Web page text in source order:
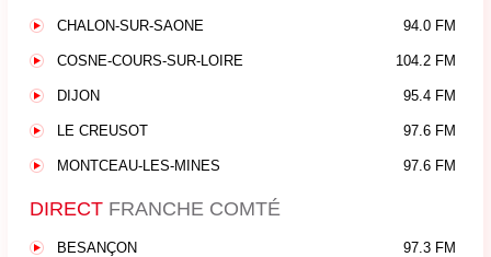
CHALON-SUR-SAONE 94.0 FM
COSNE-COURS-SUR-LOIRE 104.2 FM
DIJON 95.4 FM
LE CREUSOT 97.6 FM
MONTCEAU-LES-MINES 97.6 FM
DIRECT FRANCHE COMTÉ
BESANÇON 97.3 FM